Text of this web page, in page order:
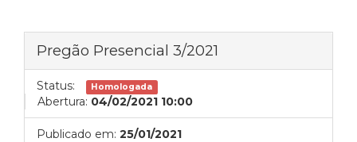
Pregão Presencial 3/2021
Status: Homologada
Abertura: 04/02/2021 10:00
Publicado em: 25/01/2021